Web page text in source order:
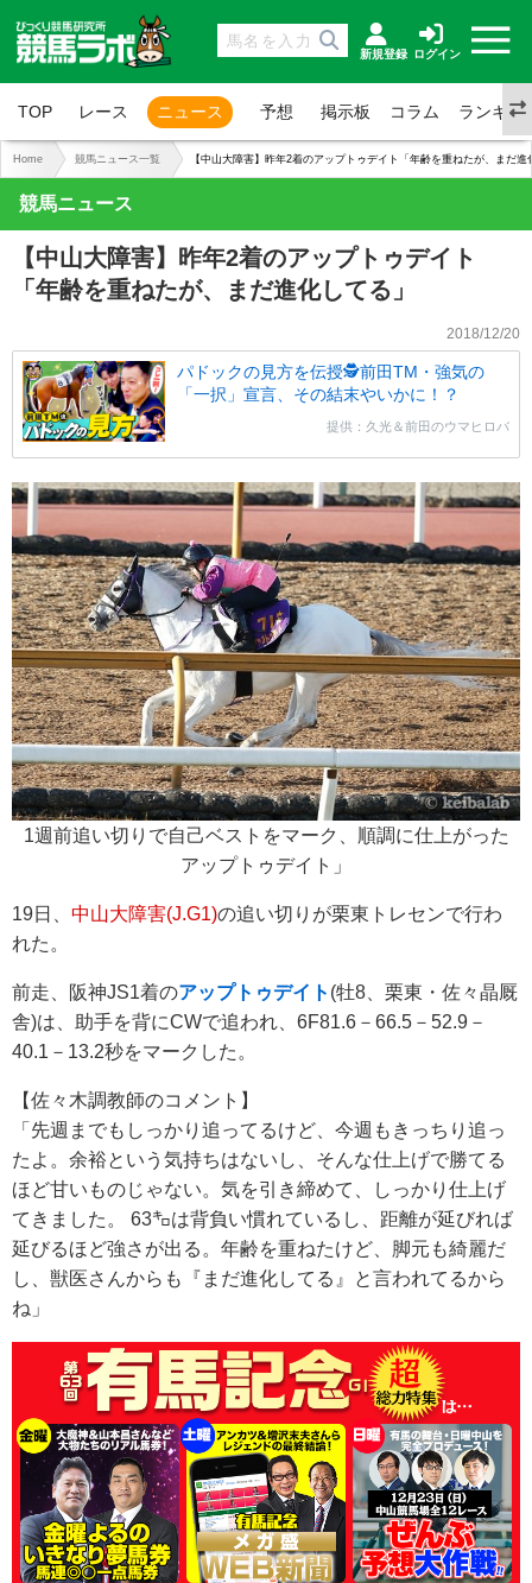
新規登録 ログイン
TOP レース ニュース 予想 掲示板 コラム ランキン
Home 競馬ニュース一覧 【中山大障害】昨年2着のアップトゥデイト「年齢を重ねたが、まだ進
競馬ニュース
【中山大障害】昨年2着のアップトゥデイト
「年齢を重ねたが、まだ進化してる」
2018/12/20
パドックの見方を伝授🕵前田TM・強気の
「一択」宣言、その結末やいかに！？
提供：久光＆前田のウマヒロバ
1週前追い切りで自己ベストをマーク、順調に仕上がった
アップトゥデイト」
19日、 中山大障害(J.G1)の追い切りが栗東トレセンで行わ
れた。
前走、阪神JS1着のアップトゥデイト (牡8、栗東・佐々晶厩
舎)は、助手を背にCWで追われ、6F81.6－66.5－52.9－
40.1－13.2秒をマークした。
【佐々木調教師のコメント】
「先週までもしっかり追ってるけど、今週もきっちり追っ
たよ。余裕という気持ちはないし、そんな仕上げで勝てる
ほど甘いものじゃない。気を引き締めて、しっかり仕上げ
てきました。 63㌔は背負い慣れているし、距離が延びれば
延びるほど強さが出る。年齢を重ねたけど、脚元も綺麗だ
し、獣医さんからも『まだ進化してる』と言われてるから
ね」